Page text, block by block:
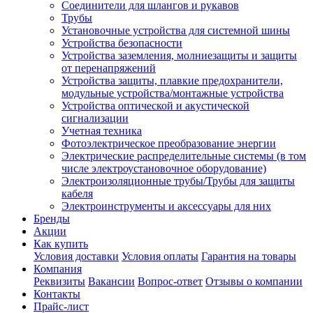
Соединители для шлангов и рукавов
Трубы
Установочные устройства для системной шины
Устройства безопасности
Устройства заземления, молниезащиты и защиты
от перенапряжений
Устройства защиты, плавкие предохранители,
модульные устройства/монтажные устройства
Устройства оптической и акустической
сигнализации
Учетная техника
Фотоэлектрическое преобразование энергии
Электрические распределительные системы (в том
числе электроустановочное оборудование)
Электроизоляционные трубы/Трубы для защиты
кабеля
Электроинструменты и аксессуары для них
Бренды
Акции
Как купить
Условия доставки Условия оплаты Гарантия на товары
Компания
Реквизиты Вакансии Вопрос-ответ Отзывы о компании
Контакты
Прайс-лист